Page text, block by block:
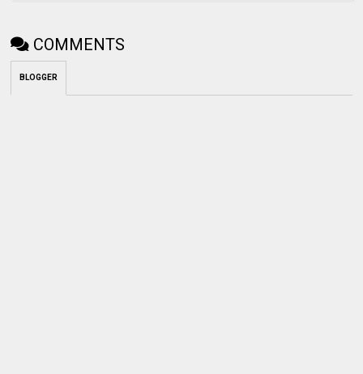
COMMENTS
BLOGGER